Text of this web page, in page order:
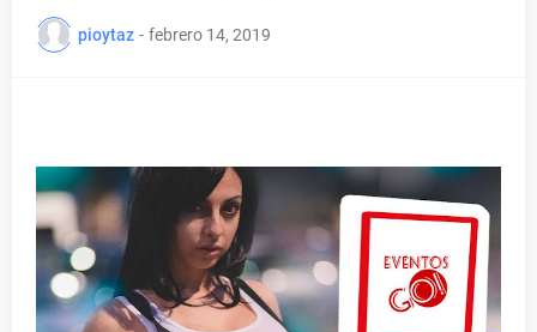
pioytaz - febrero 14, 2019